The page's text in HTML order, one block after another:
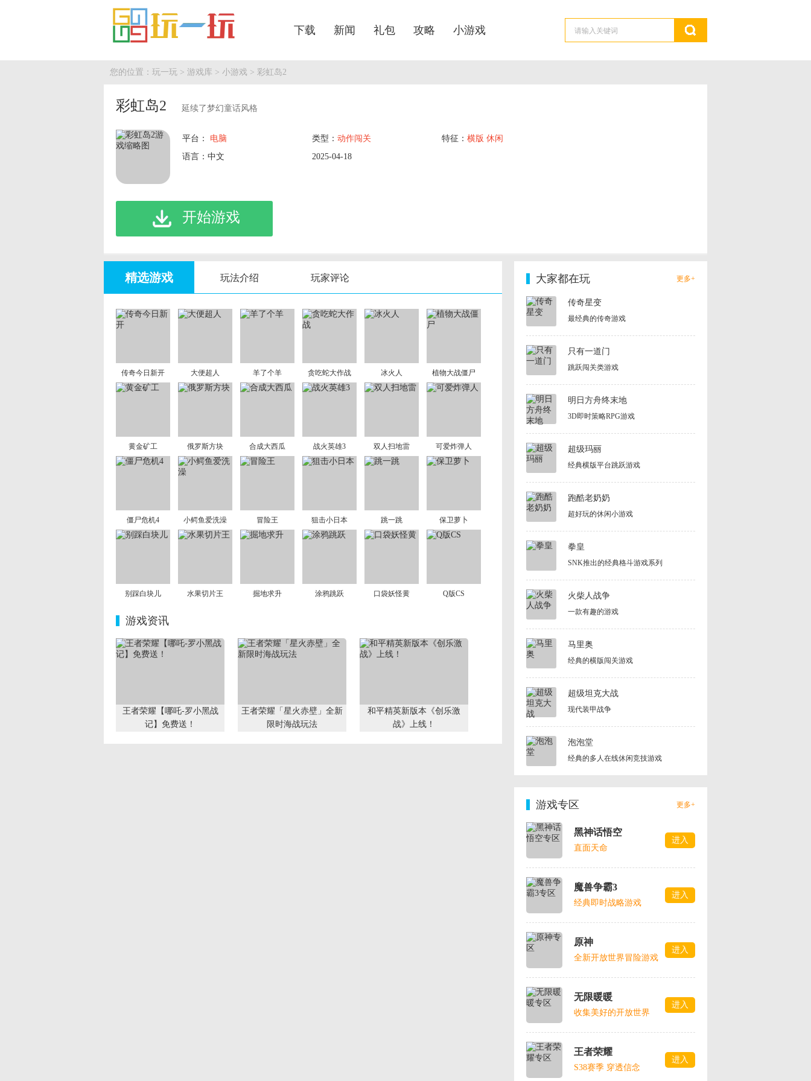
下载 新闻 礼包 攻略 小游戏
您的位置： 玩一玩 > 游戏库 > 小游戏 > 彩虹岛2
彩虹岛2 延续了梦幻童话风格
平台： 电脑 类型： 动作闯关 特征： 横版 休闲
语言：中文
2025-04-18
开始游戏
精选游戏 玩法介绍 玩家评论
传奇今日新开 大便超人 羊了个羊 贪吃蛇大作战 冰火人 植物大战僵尸
黄金矿工 俄罗斯方块 合成大西瓜 战火英雄3 双人扫地雷 可爱炸弹人
僵尸危机4 小鳄鱼爱洗澡 冒险王 狙击小日本 跳一跳 保卫萝卜
别踩白块儿 水果切片王 掘地求升 涂鸦跳跃 口袋妖怪黄 Q版CS
游戏资讯
王者荣耀【哪吒-罗小黑战
记】免费送！
王者荣耀「星火赤壁」全新
限时海战玩法
和平精英新版本《创乐激
战》上线！
更多+
大家都在玩
传奇星变
最经典的传奇游戏
只有一道门
跳跃闯关类游戏
明日方舟终末地
3D即时策略RPG游戏
超级玛丽
经典横版平台跳跃游戏
跑酷老奶奶
超好玩的休闲小游戏
拳皇
SNK推出的经典格斗游戏系列
火柴人战争
一款有趣的游戏
马里奥
经典的横版闯关游戏
超级坦克大战
现代装甲战争
泡泡堂
经典的多人在线休闲竞技游戏
更多+
游戏专区
黑神话悟空
直面天命
进入
魔兽争霸3
经典即时战略游戏
进入
原神
全新开放世界冒险游戏
进入
无限暖暖
收集美好的开放世界
进入
王者荣耀
S38赛季 穿透信念
进入